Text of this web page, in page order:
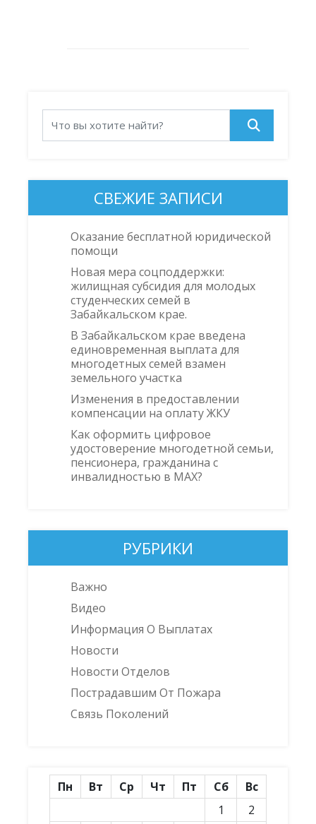
СВЕЖИЕ ЗАПИСИ
Оказание бесплатной юридической
помощи
Новая мера соцподдержки:
жилищная субсидия для молодых
студенческих семей в
Забайкальском крае.
В Забайкальском крае введена
единовременная выплата для
многодетных семей взамен
земельного участка
Изменения в предоставлении
компенсации на оплату ЖКУ
Как оформить цифровое
удостоверение многодетной семьи,
пенсионера, гражданина с
инвалидностью в MAX?
РУБРИКИ
Важно
Видео
Информация О Выплатах
Новости
Новости Отделов
Пострадавшим От Пожара
Связь Поколений
Пн Вт Ср Чт Пт Сб
Вс
1
2